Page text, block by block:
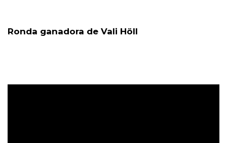
Ronda ganadora de Vali Höll